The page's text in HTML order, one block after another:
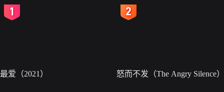
最爱（2021） 怒而不发（The Angry Silence